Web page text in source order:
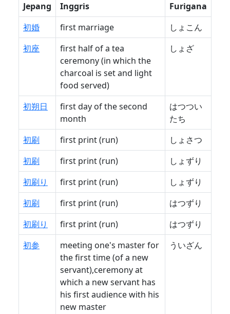
Jepang Inggris
Furigana
初婚
first marriage
しょこん
初座
first half of a tea
ceremony (in which the
charcoal is set and light
food served)
しょざ
初朔日
first day of the second
month
はつつい
たち
初刷
first print (run)
しょさつ
初刷
first print (run)
しょずり
初刷り
first print (run)
しょずり
初刷
first print (run)
はつずり
初刷り
first print (run)
はつずり
初参
meeting one's master for
the first time (of a new
servant),ceremony at
which a new servant has
his first audience with his
new master
ういざん